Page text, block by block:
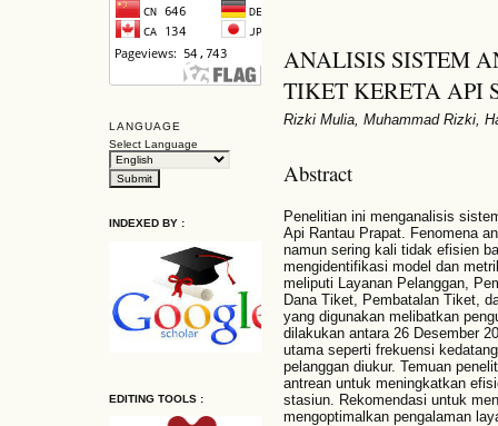
LANGUAGE
Select Language
INDEXED BY :
EDITING TOOLS :
ANALISIS SISTEM
TIKET KERETA API
Rizki Mulia, Muhammad Rizki,
Abstract
Penelitian ini menganalisis
Api Rantau Prapat. Fenomena
namun sering kali tidak efisien
mengidentifikasi model dan
meliputi Layanan Pelanggan,
Dana Tiket, Pembatalan Tiket,
yang digunakan melibatkan
dilakukan antara 26 Desember
utama seperti frekuensi
pelanggan diukur. Temuan
antrean untuk meningkatkan
stasiun. Rekomendasi untuk
mengoptimalkan pengalaman